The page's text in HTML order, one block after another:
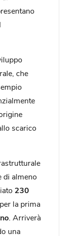
che
scarico
di almeno
230
la prima
. Arriverà
una